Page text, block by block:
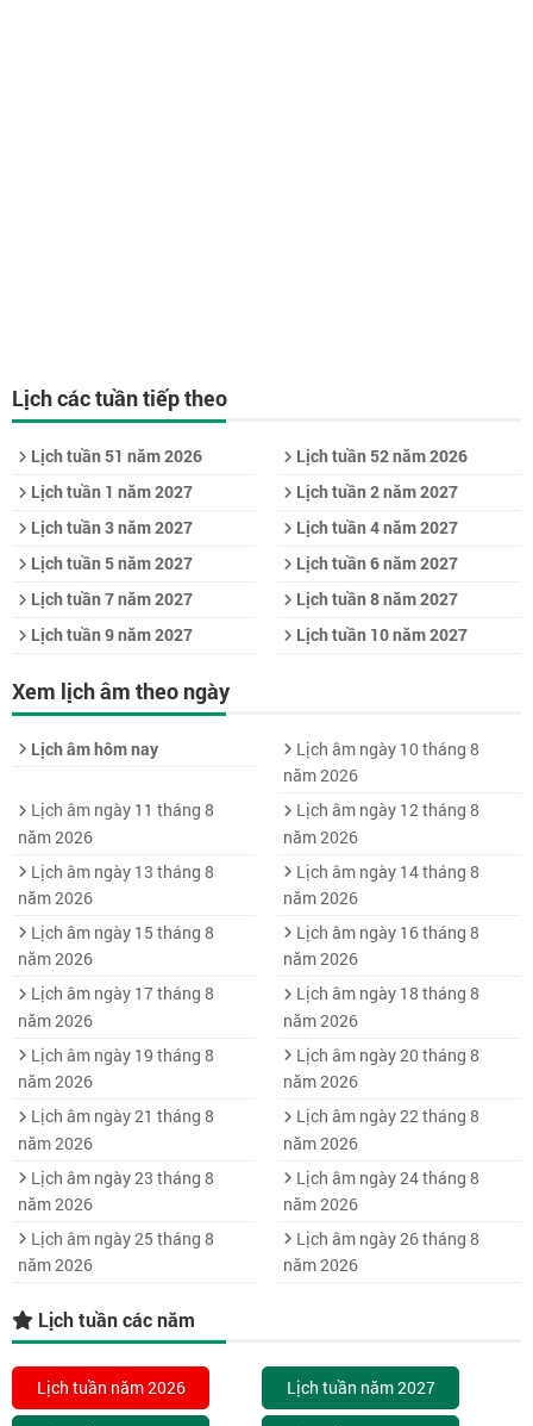
Lịch các tuần tiếp theo
Lịch tuần 51 năm 2026
Lịch tuần 52 năm 2026
Lịch tuần 1 năm 2027
Lịch tuần 2 năm 2027
Lịch tuần 3 năm 2027
Lịch tuần 4 năm 2027
Lịch tuần 5 năm 2027
Lịch tuần 6 năm 2027
Lịch tuần 7 năm 2027
Lịch tuần 8 năm 2027
Lịch tuần 9 năm 2027
Lịch tuần 10 năm 2027
Xem lịch âm theo ngày
Lịch âm hôm nay
Lịch âm ngày 10 tháng 8
năm 2026
Lịch âm ngày 11 tháng 8
năm 2026
Lịch âm ngày 12 tháng 8
năm 2026
Lịch âm ngày 13 tháng 8
năm 2026
Lịch âm ngày 14 tháng 8
năm 2026
Lịch âm ngày 15 tháng 8
năm 2026
Lịch âm ngày 16 tháng 8
năm 2026
Lịch âm ngày 17 tháng 8
năm 2026
Lịch âm ngày 18 tháng 8
năm 2026
Lịch âm ngày 19 tháng 8
năm 2026
Lịch âm ngày 20 tháng 8
năm 2026
Lịch âm ngày 21 tháng 8
năm 2026
Lịch âm ngày 22 tháng 8
năm 2026
Lịch âm ngày 23 tháng 8
năm 2026
Lịch âm ngày 24 tháng 8
năm 2026
Lịch âm ngày 25 tháng 8
năm 2026
Lịch âm ngày 26 tháng 8
năm 2026
Lịch tuần các năm
Lịch tuần năm 2026 Lịch tuần năm 2027